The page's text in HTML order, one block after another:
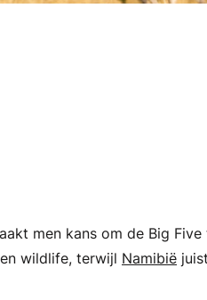
men kans om de Big Five
wildlife, terwijl Namibië